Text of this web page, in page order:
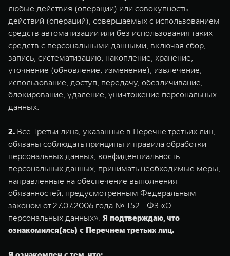
WEY 80
Масштаб возможностей
от 6 449 000 ₽
WEY 80 Лаундж
от 8 099 000 ₽
любые действия (операции) или совокупность
действий (операций), совершаемых с использованием
средств автоматизации или без использования таких
средств с персональными данными, включая сбор,
запись, систематизацию, накопление, хранение,
уточнение (обновление, изменение), извлечение,
использование, доступ, передачу, обезличивание,
блокирование, удаление, уничтожение персональных
данных.
2. Все Третьи лица, указанные в Перечне третьих лиц,
обязаны соблюдать принципы и правила обработки
персональных данных, конфиденциальность
персональных данных, принимать необходимые меры,
направленные на обеспечение выполнения
обязанностей, предусмотренным Федеральным
законом от 27.07.2006 года № 152 - ФЗ «О
персональных данных». Я подтверждаю, что
ознакомился(ась) с Перечнем третьих лиц.